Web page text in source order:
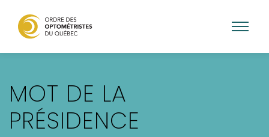
contenu
principal
MOT DE LA
PRÉSIDENCE